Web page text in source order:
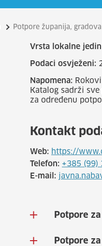
Potpore županija,
Vrsta lokalne
Podaci osvježeni:
Napomena:
Katalog sadrži
za određenu
Kontakt
Web: https://
Telefon: +385 (99)
E-mail:
Potpore
Potpore